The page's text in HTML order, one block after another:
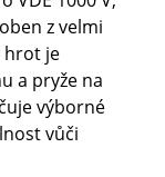
z velmi
hrot je
a pryže na
výborné
vůči